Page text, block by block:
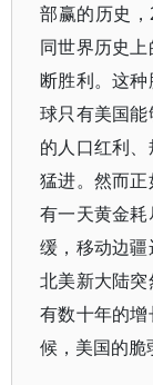
部赢的历史，
同世界历史
断胜利。这
球只有美国
的人口红利
猛进。然而
有一天黄金
缓，移动边疆
北美新大陆
有数十年的
候，美国的脆